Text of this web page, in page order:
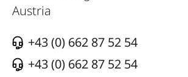
Austria
+43 (0) 662 87 52 54
+43 (0) 662 87 52 54